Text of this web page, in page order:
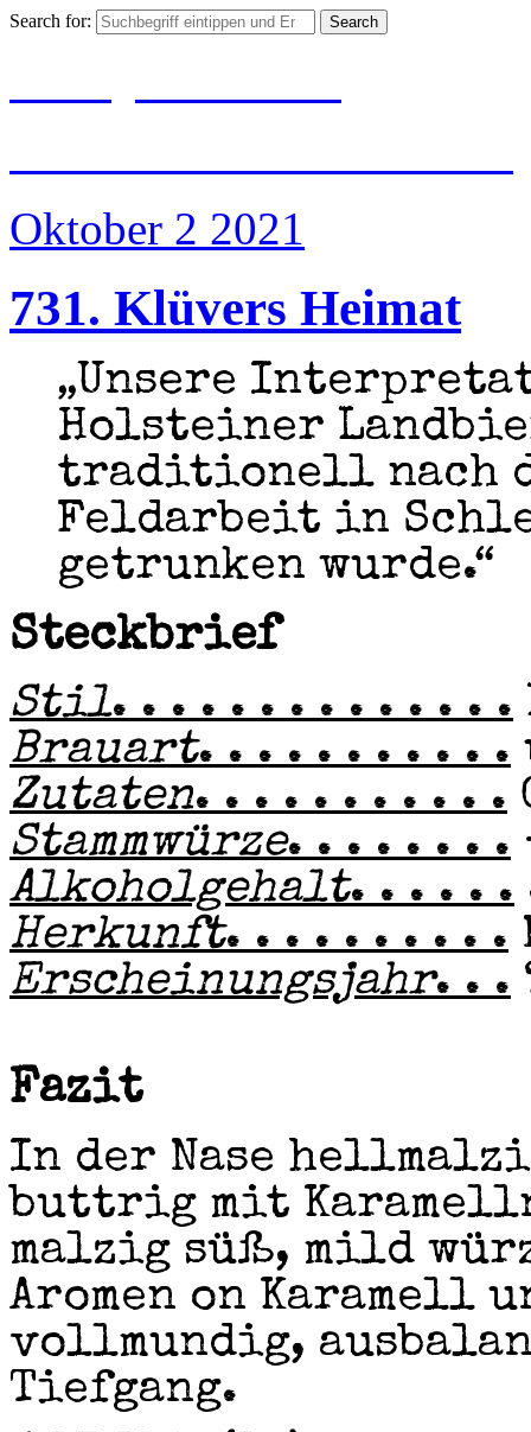
Search for:
BIER|JUBILÄUM
#500 Jahre
Oktober 2 2021
731. Klüvers Heimat
„Unsere
Holsteiner
traditionell nach
Feldarbeit in
getrunken wurde.“
Steckbrief
Stil. . . . . . . . . . . . . .
Brauart. . . . . . . . . . .
Zutaten. . . . . . . . . . .
Stammwürze. . . . . . . .
Alkoholgehalt. . . . . .
Herkunft. . . . . . . . . .
Erscheinungsjahr. . .
Fazit
In der Nase
buttrig mit
malzig süß, mild
Aromen on Karamell
vollmundig,
Tiefgang.